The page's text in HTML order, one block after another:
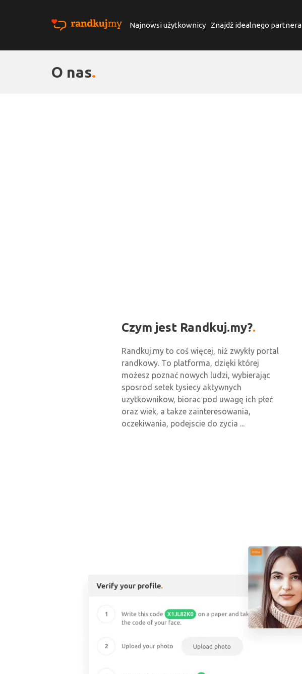
Najnowsi użytkownicy Znajdź idealnego partnera
O nas
Czym jest Randkuj.my?
Randkuj.my to coś więcej, niż zwykły portal
randkowy. To platforma, dzięki której
możesz poznać nowych ludzi, wybierając
sposrod setek tysiecy aktywnych
uzytkownikow, biorac pod uwagę ich płeć
oraz wiek, a takze zainteresowania,
oczekiwania, podejscie do zycia ...